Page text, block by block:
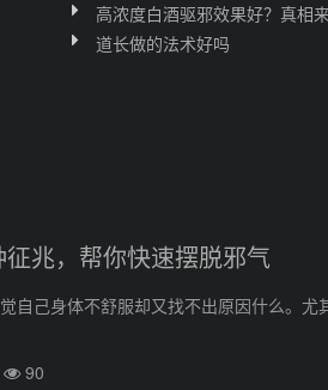
高浓度白酒驱邪效果好？真相
道长做的法术好吗
兆，帮你快速摆脱邪气
自己身体不舒服却又找不出原因什么。
90